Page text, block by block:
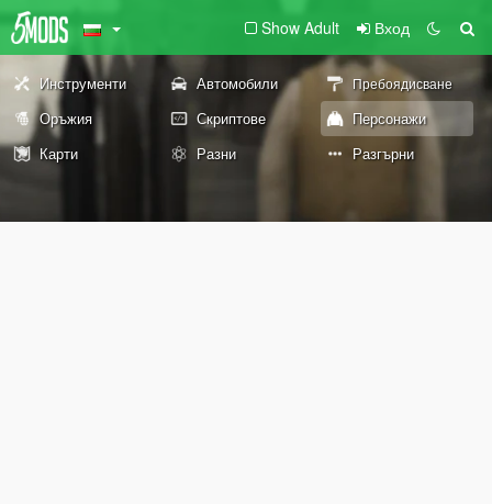
Show Adult Вход
Инструменти Автомобили Пребоядисване
Оръжия Скриптове
Персонажи
Карти
Разни Разгърни